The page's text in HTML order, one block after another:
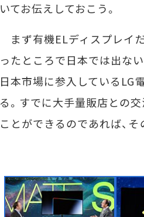
いてお伝えしておこう。
まず有機ELディスプレイ
ったところで日本では出な
日本市場に参入しているLG
る。すでに大手量販店との
ことができるのであれば、